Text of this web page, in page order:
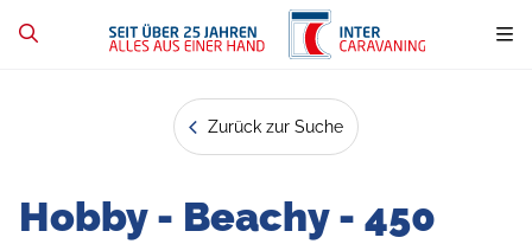
Zurück zur Suche
Hobby - Beachy - 450